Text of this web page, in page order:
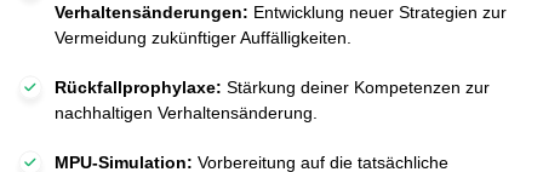
Verhaltensänderungen: Entwicklung neuer Strategien zur
Vermeidung zukünftiger Auffälligkeiten.
Rückfallprophylaxe: Stärkung deiner Kompetenzen zur
nachhaltigen Verhaltensänderung.
MPU-Simulation: Vorbereitung auf die tatsächliche